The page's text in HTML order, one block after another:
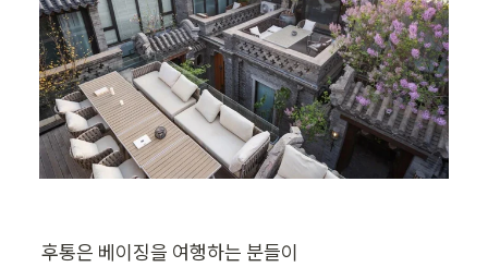
후통은 베이징을 여행하는 분들이